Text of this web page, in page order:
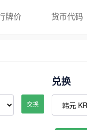
牌价 货币代码
交换
兑换